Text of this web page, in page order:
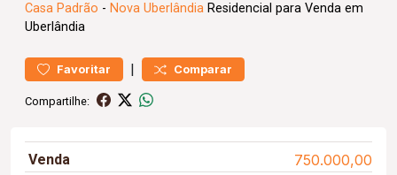
Casa Padrão - Nova Uberlândia Residencial para Venda em
Uberlândia
Favoritar | Comparar
Compartilhe:
Venda 750.000,00